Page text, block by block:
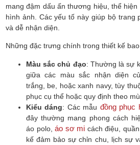
mang đậm dấu ấn thương hiệu, thể
hình ảnh. Các yếu tố này giúp bộ trang
và dễ nhận diện.
Những đặc trưng chính trong thiết kế
Màu sắc chủ đạo: Thường là sự
giữa các màu sắc nhận diện
trắng, be, hoặc xanh navy, tùy
phục cụ thể hoặc quy định theo
Kiểu dáng: Các mẫu đồng phục
đây thường mang phong cách
áo polo,áo sơ mi cách điệu,
kế đảm bảo sự chỉn chu, lịch sự